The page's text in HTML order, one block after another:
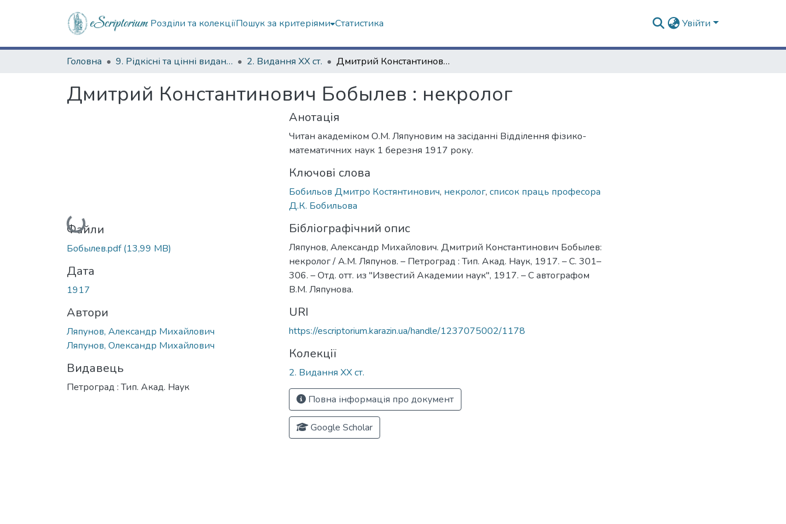
Розділи та колекціїПошук за критеріями Статистика Увійти
Головна 9. Рідкісні та цінні видання 2. Видання ХХ ст. Дмитрий Константинович Бобылев : некролог
Дмитрий Константинович Бобылев : некролог
Вантажиться...
Файли
Бобылев.pdf(13,99 MB)
Дата
1917
Автори
Ляпунов, Александр Михайлович
Ляпунов, Олександр Михайлович
Видавець
Петроград : Тип. Акад. Наук
Анотація
Читан академіком О.М. Ляпуновим на засіданні Відділення фізико-
математичних наук 1 березня 1917 року.
Ключові слова
Бобильов Дмитро Костянтинович, некролог, список праць професора
Д.К. Бобильова
Бібліографічний опис
Ляпунов, Александр Михайлович. Дмитрий Константинович Бобылев:
некролог / А.М. Ляпунов. – Петроград : Тип. Акад. Наук, 1917. – С. 301–
306. – Отд. отт. из "Известий Академии наук", 1917. – С автографом
В.М. Ляпунова.
URI
https://escriptorium.karazin.ua/handle/1237075002/1178
Колекції
2. Видання ХХ ст.
Повна інформація про документ
Google Scholar